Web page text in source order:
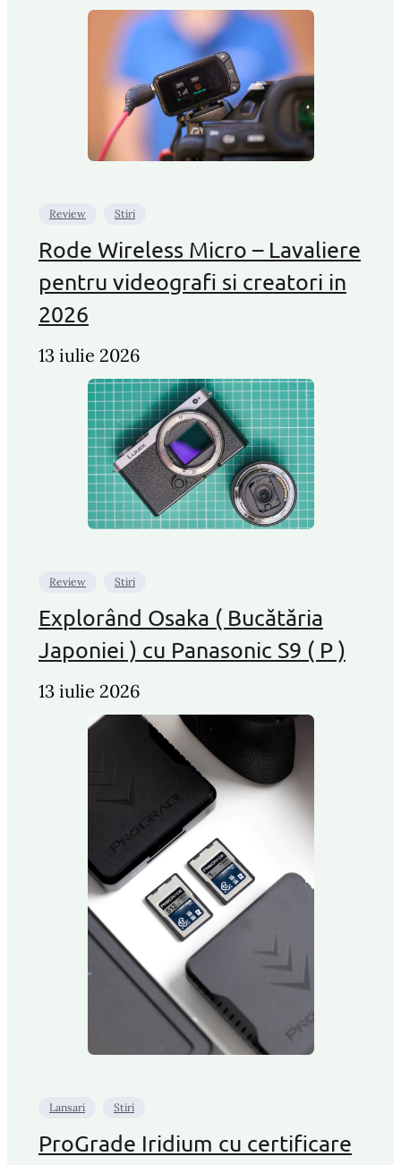
Review Stiri
Rode Wireless Micro – Lavaliere
pentru videografi si creatori in
2026
13 iulie 2026
Review Stiri
Explorând Osaka ( Bucătăria
Japoniei ) cu Panasonic S9 ( P )
13 iulie 2026
Lansari Stiri
ProGrade Iridium cu certificare